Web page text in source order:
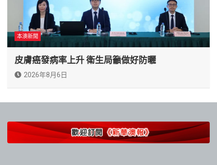
本澳新聞
皮膚癌發病率上升 衛生局籲做好防曬
2026年8月6日